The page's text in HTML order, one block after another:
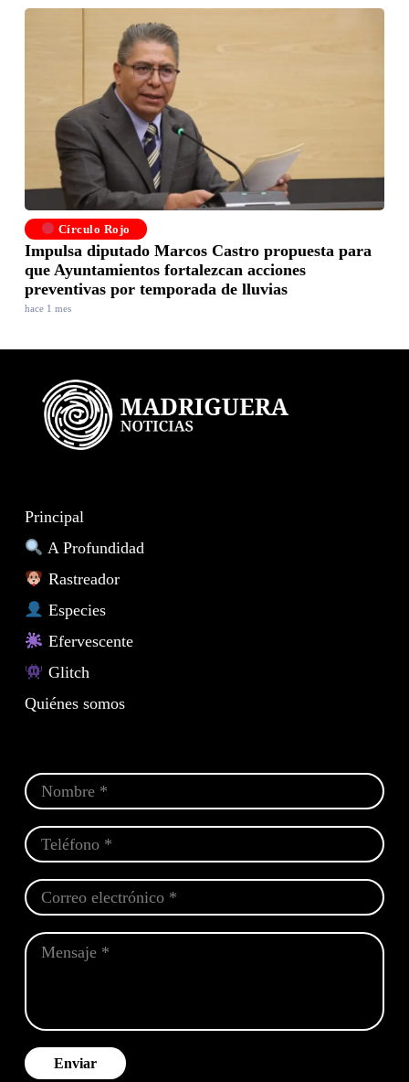
Círculo Rojo
Impulsa diputado Marcos Castro propuesta para
que Ayuntamientos fortalezcan acciones
preventivas por temporada de lluvias
hace 1 mes
Principal
A Profundidad
Rastreador
Especies
Efervescente
Glitch
Quiénes somos
Enviar